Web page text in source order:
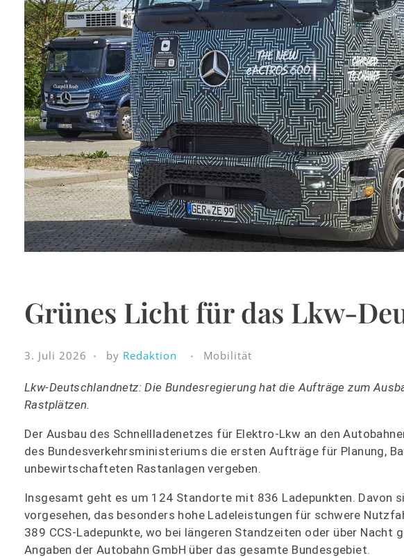
Grünes Licht für das Lkw-
3. Juli 2026 by Redaktion Mobilität
Lkw-Deutschlandnetz: Die Bundesregierung hat die Aufträge zum
Rastplätzen.
Der Ausbau des Schnellladenetzes für Elektro-Lkw an den
des Bundesverkehrsministeriums die ersten Aufträge für Planung,
unbewirtschafteten Rastanlagen vergeben.
Insgesamt geht es um 124 Standorte mit 836 Ladepunkten. Davon
vorgesehen, das besonders hohe Ladeleistungen für schwere
389 CCS-Ladepunkte, wo bei längeren Standzeiten oder über
Angaben der Autobahn GmbH über das gesamte Bundesgebiet.